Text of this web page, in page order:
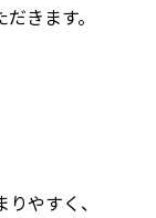
きます。
やすく、